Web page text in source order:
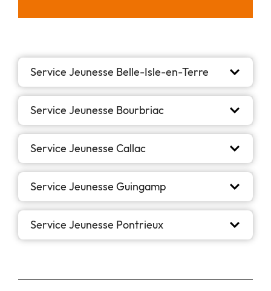
Service Jeunesse Belle-Isle-en-Terre
Service Jeunesse Bourbriac
Service Jeunesse Callac
Service Jeunesse Guingamp
Service Jeunesse Pontrieux